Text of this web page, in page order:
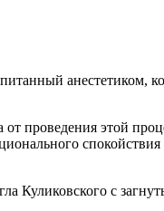
анестетиком,
от проведения этой
Куликовского с